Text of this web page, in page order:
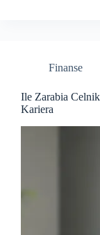
Finanse
Ile Zarabia
Kariera